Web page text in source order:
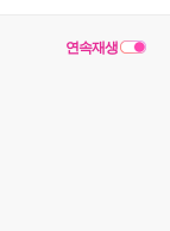
연속재생